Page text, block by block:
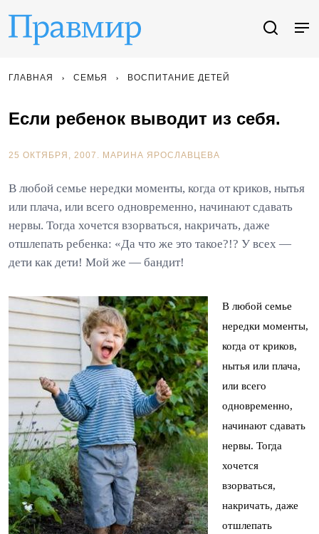
ГЛАВНАЯ СЕМЬЯ ВОСПИТАНИЕ ДЕТЕЙ
Если ребенок выводит из себя.
25 ОКТЯБРЯ, 2007. МАРИНА ЯРОСЛАВЦЕВА
В любой семье нередки моменты, когда от криков, нытья
или плача, или всего одновременно, начинают сдавать
нервы. Тогда хочется взорваться, накричать, даже
отшлепать ребенка: «Да что же это такое?!? У всех —
дети как дети! Мой же — бандит!
В любой семье
нередки моменты,
когда от криков,
нытья или плача,
или всего
одновременно,
начинают сдавать
нервы. Тогда
хочется
взорваться,
накричать, даже
отшлепать